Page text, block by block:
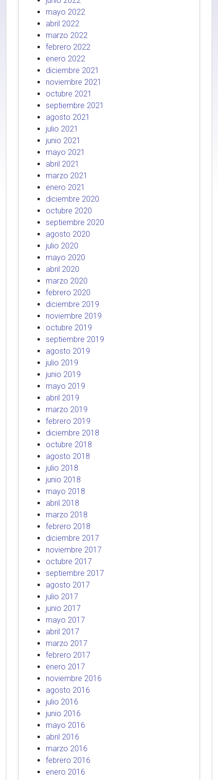
mayo 2022
abril 2022
marzo 2022
febrero 2022
enero 2022
diciembre 2021
noviembre 2021
octubre 2021
septiembre 2021
agosto 2021
julio 2021
junio 2021
mayo 2021
abril 2021
marzo 2021
enero 2021
diciembre 2020
octubre 2020
septiembre 2020
agosto 2020
julio 2020
mayo 2020
abril 2020
marzo 2020
febrero 2020
diciembre 2019
noviembre 2019
octubre 2019
septiembre 2019
agosto 2019
julio 2019
junio 2019
mayo 2019
abril 2019
marzo 2019
febrero 2019
diciembre 2018
octubre 2018
agosto 2018
julio 2018
junio 2018
mayo 2018
abril 2018
marzo 2018
febrero 2018
diciembre 2017
noviembre 2017
octubre 2017
septiembre 2017
agosto 2017
julio 2017
junio 2017
mayo 2017
abril 2017
marzo 2017
febrero 2017
enero 2017
noviembre 2016
agosto 2016
julio 2016
junio 2016
mayo 2016
abril 2016
marzo 2016
febrero 2016
enero 2016